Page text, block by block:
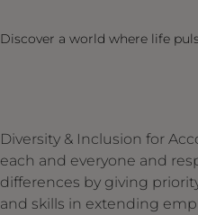
Discover a world where life
Diversity & Inclusion for
each and everyone and
differences by giving
and skills in extending